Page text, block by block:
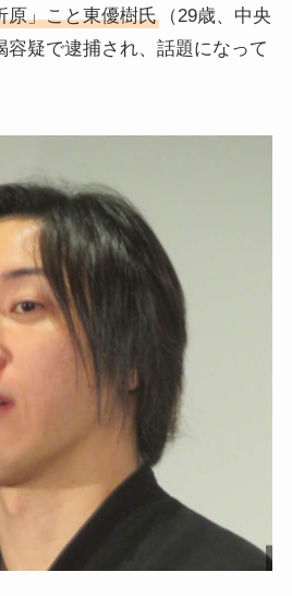
原」こと東優樹氏（29歳、中央
容疑で逮捕され、話題になって